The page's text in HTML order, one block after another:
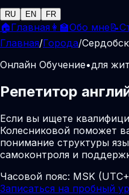
RU EN FR
🏠Главная 👩‍🏫Обо мне📝
Главная/Города/Сердобск
Онлайн Обучение•для
Репетитор
Если вы ищете
Колесниковой поможет
понимание структуры
самоконтроля и
Часовой пояс: MSK
Записаться на пробный